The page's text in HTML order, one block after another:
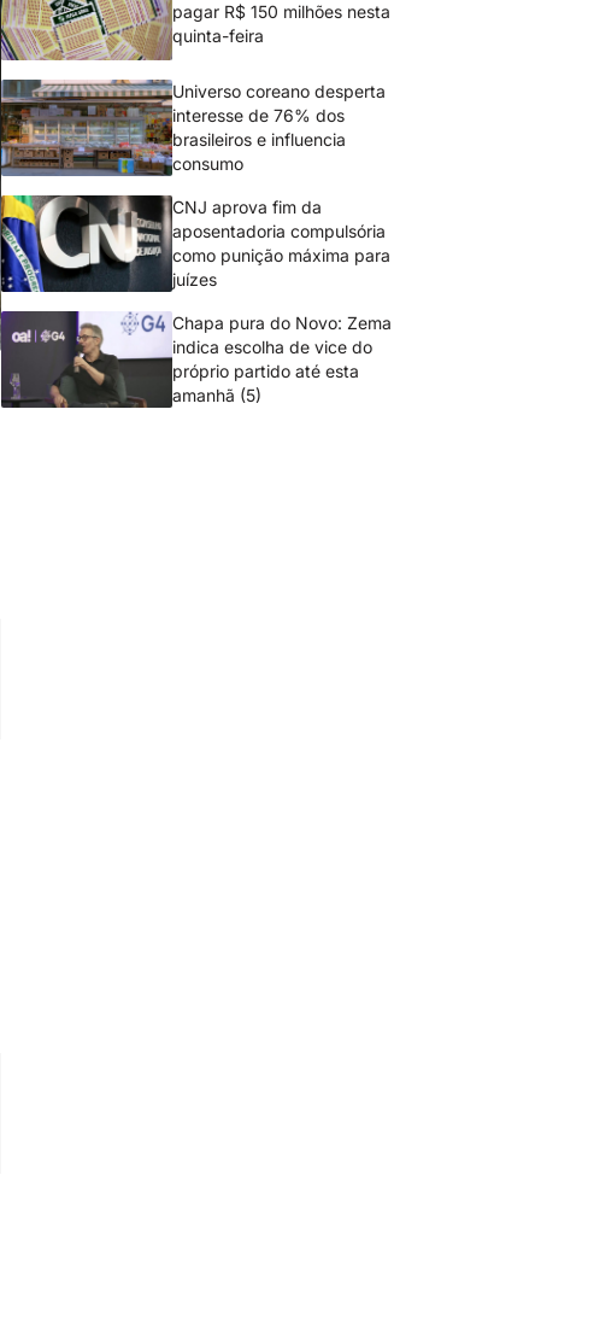
pagar R$ 150 milhões nesta
quinta-feira
Universo coreano desperta
interesse de 76% dos
brasileiros e influencia
consumo
CNJ aprova fim da
aposentadoria compulsória
como punição máxima para
juízes
Chapa pura do Novo: Zema
indica escolha de vice do
próprio partido até esta
amanhã (5)